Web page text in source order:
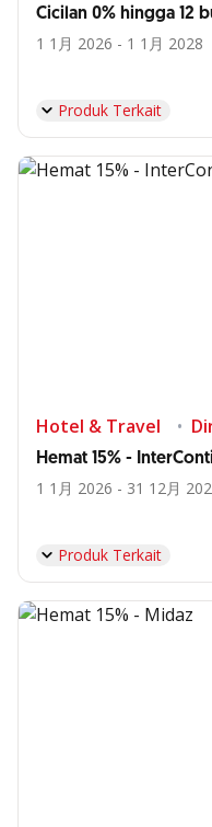
Cicilan 0% hingga 12
1 1月 2026 - 1 1月 2028
Produk Terkait
Hotel & Travel
Hemat 15% -
1 1月 2026 - 31 12月
Produk Terkait